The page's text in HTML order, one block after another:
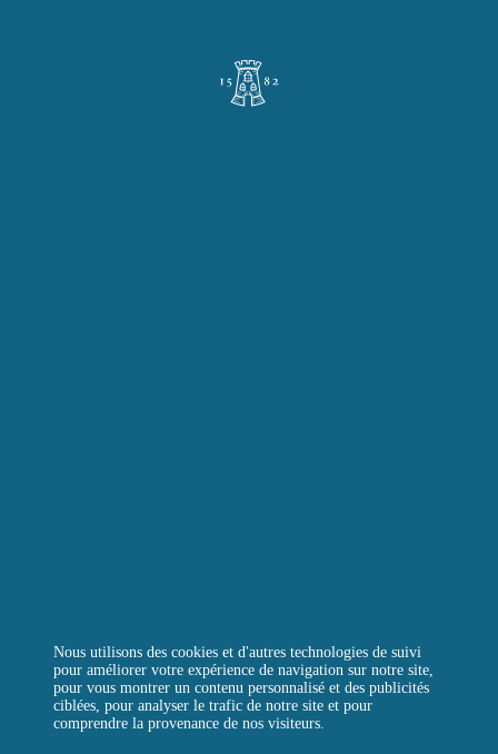
Nous utilisons des cookies et d'autres technologies de suivi
pour améliorer votre expérience de navigation sur notre site,
pour vous montrer un contenu personnalisé et des publicités
ciblées, pour analyser le trafic de notre site et pour
comprendre la provenance de nos visiteurs.
MENTIONS LÉGALES